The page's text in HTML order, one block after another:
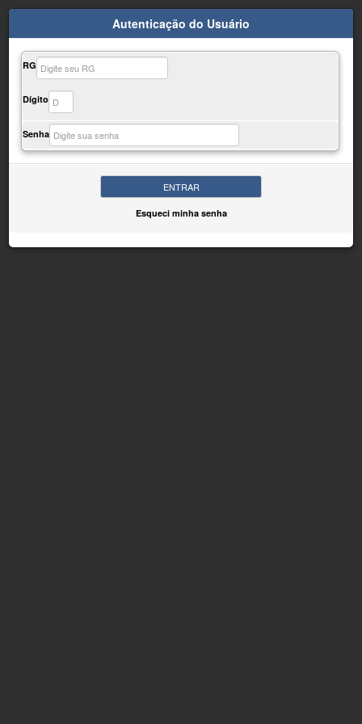
Autenticação do Usuário
RG
Dígito
Senha
Esqueci minha senha